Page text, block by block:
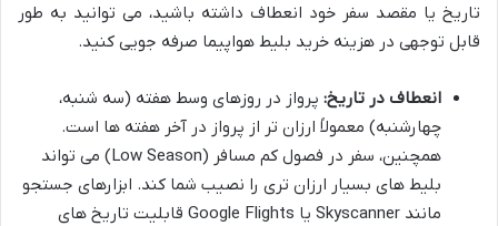
تاریخ یا مقصد سفر خود انعطاف داشته باشید، می توانید به طور
قابل توجهی در هزینه خرید بلیط هواپیما صرفه جویی کنید.
انعطاف در تاریخ: پرواز در روزهای وسط هفته (سه شنبه،
چهارشنبه) معمولاً ارزان تر از پرواز در آخر هفته ها است.
همچنین، سفر در فصول کم مسافر (Low Season) می تواند
بلیط های بسیار ارزان تری را نصیب شما کند. ابزارهای جستجو
مانند Skyscanner یا Google Flights قابلیت تاریخ های